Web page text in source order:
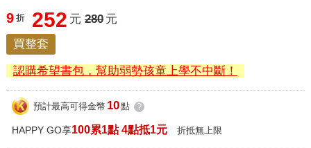
9 折 252 元 280 元
買整套
認購希望書包，幫助弱勢孩童上學不中斷！
預計最高可得金幣 10點 ?
HAPPY GO享100累1點 4點抵1元 折抵無上限